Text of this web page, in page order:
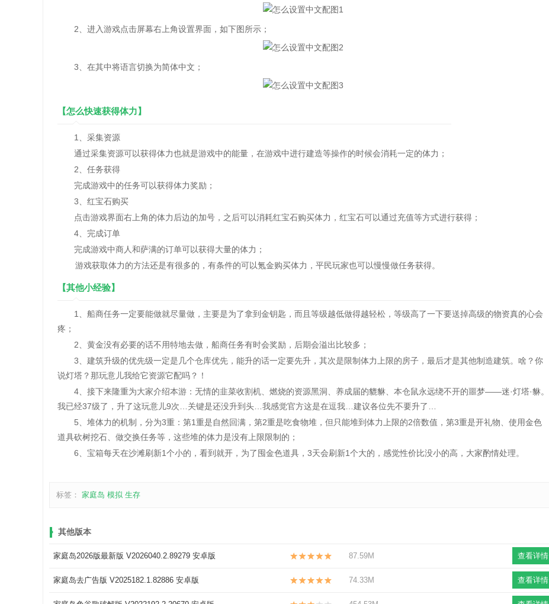
2、进入游戏点击屏幕右上角设置界面，如下图所示；
3、在其中将语言切换为简体中文；
【怎么快速获得体力】
1、采集资源
通过采集资源可以获得体力也就是游戏中的能量，在游戏中进行建造等操作的时候会消耗一定的体力；
2、任务获得
完成游戏中的任务可以获得体力奖励；
3、红宝石购买
点击游戏界面右上角的体力后边的加号，之后可以消耗红宝石购买体力，红宝石可以通过充值等方式进行获得；
4、完成订单
完成游戏中商人和萨满的订单可以获得大量的体力；
游戏获取体力的方法还是有很多的，有条件的可以氪金购买体力，平民玩家也可以慢慢做任务获得。
【其他小经验】
1、船商任务一定要能做就尽量做，主要是为了拿到金钥匙，而且等级越低做得越轻松，等级高了一下要送掉高级的物资真的心会
疼；
2、黄金没有必要的话不用特地去做，船商任务有时会奖励，后期会溢出比较多；
3、建筑升级的优先级一定是几个仓库优先，能升的话一定要先升，其次是限制体力上限的房子，最后才是其他制造建筑。啥？你
说灯塔？那玩意儿我给它资源它配吗？！
4、接下来隆重为大家介绍本游：无情的韭菜收割机、燃烧的资源黑洞、养成届的貔貅、本仓鼠永远绕不开的噩梦——迷·灯塔·貅。
我已经37级了，升了这玩意儿9次…关键是还没升到头…我感觉官方这是在逗我…建议各位先不要升了…
5、堆体力的机制，分为3重：第1重是自然回满，第2重是吃食物堆，但只能堆到体力上限的2倍数值，第3重是开礼物、使用金色
道具砍树挖石、做交换任务等，这些堆的体力是没有上限限制的；
6、宝箱每天在沙滩刷新1个小的，看到就开，为了囤金色道具，3天会刷新1个大的，感觉性价比没小的高，大家酌情处理。
标签： 家庭岛 模拟 生存
其他版本
查看详情
家庭岛2026版最新版 V2026040.2.89279 安卓版 87.59M
查看详情
家庭岛去广告版 V2025182.1.82886 安卓版 74.33M